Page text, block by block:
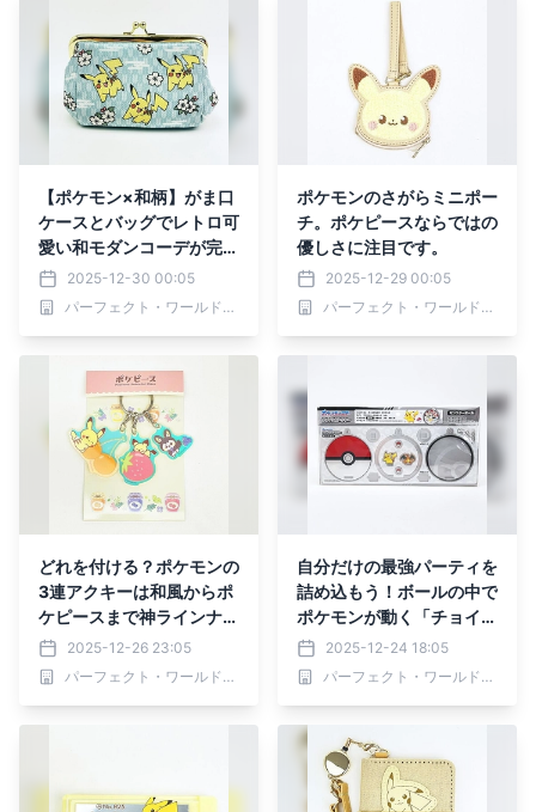
【ポケモン×和柄】がま口
ケースとバッグでレトロ可
愛い和モダンコーデが完
成！2025-12-30 00:05
パーフェクト・ワールド株式会社
ポケモンのさがらミニポー
チ。ポケピースならではの
優しさに注目です。
2025-12-29 00:05
パーフェクト・ワールド株式会社
どれを付ける？ポケモンの
3連アクキーは和風からポ
ケピースまで神ラインナッ
プ！2025-12-26 23:05
パーフェクト・ワールド株式会社
自分だけの最強パーティを
詰め込もう！ボールの中で
ポケモンが動く「チョイつ
めアクキー」が楽しすぎ
る！
2025-12-24 18:05
パーフェクト・ワールド株式会社